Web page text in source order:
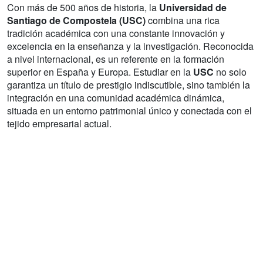
Con más de 500 años de historia, la Universidad de
Santiago de Compostela (USC)combina una rica
tradición académica con una constante innovación y
excelencia en la enseñanza y la investigación. Reconocida
a nivel internacional, es un referente en la formación
superior en España y Europa. Estudiar en la USC no solo
garantiza un título de prestigio indiscutible, sino también la
integración en una comunidad académica dinámica,
situada en un entorno patrimonial único y conectada con el
tejido empresarial actual.